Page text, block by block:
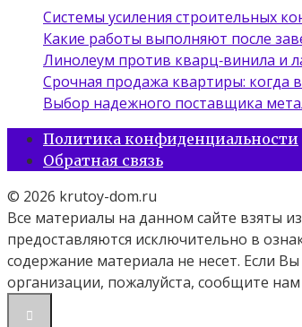
Системы усиления строительных
Какие работы выполняют после
Линолеум против кварц‑винила и
Срочная продажа квартиры: когда
Выбор надежного поставщика
Политика конфиденциальности
Обратная связь
© 2026 krutoy-dom.ru
Все материалы на данном сайте взяты
предоставляются исключительно в
содержание материала не несет. Если
организации, пожалуйста, сообщите